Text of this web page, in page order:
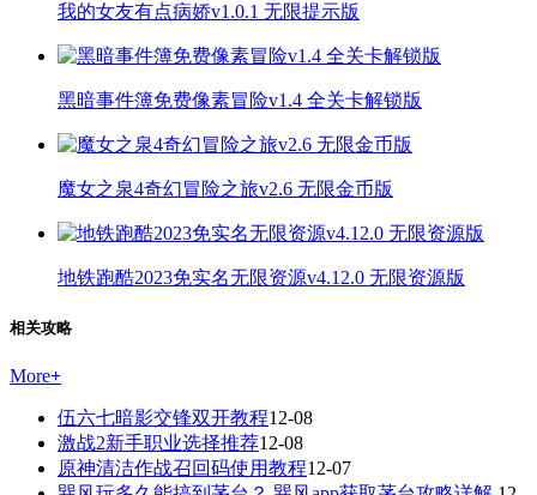
我的女友有点病娇v1.0.1 无限提示版
黑暗事件簿免费像素冒险v1.4 全关卡解锁版
魔女之泉4奇幻冒险之旅v2.6 无限金币版
地铁跑酷2023免实名无限资源v4.12.0 无限资源版
相关攻略
More+
伍六七暗影交锋双开教程12-08
激战2新手职业选择推荐12-08
原神清洁作战召回码使用教程12-07